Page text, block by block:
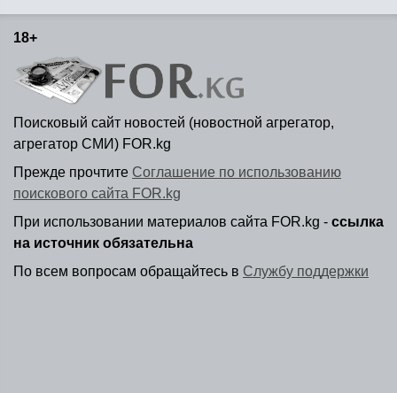
18+
Поисковый сайт новостей (новостной агрегатор,
агрегатор СМИ) FOR.kg
Прежде прочтите Соглашение по использованию
поискового сайта FOR.kg
При использовании материалов сайта FOR.kg - ссылка
на источник обязательна
По всем вопросам обращайтесь в Службу поддержки